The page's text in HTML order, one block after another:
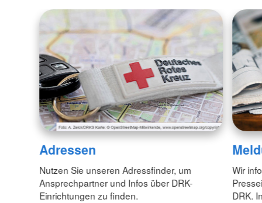
Adressen
Nutzen Sie unseren Adressfinder, um
Ansprechpartner und Infos über DRK-
Einrichtungen zu finden.
Wir
DRK.